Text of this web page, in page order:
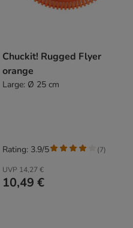
Chuckit! Rugged Flyer
orange
Large: Ø 25 cm
UVP 14,27 €
10,49 €
Rating: 3.9/5 (7)